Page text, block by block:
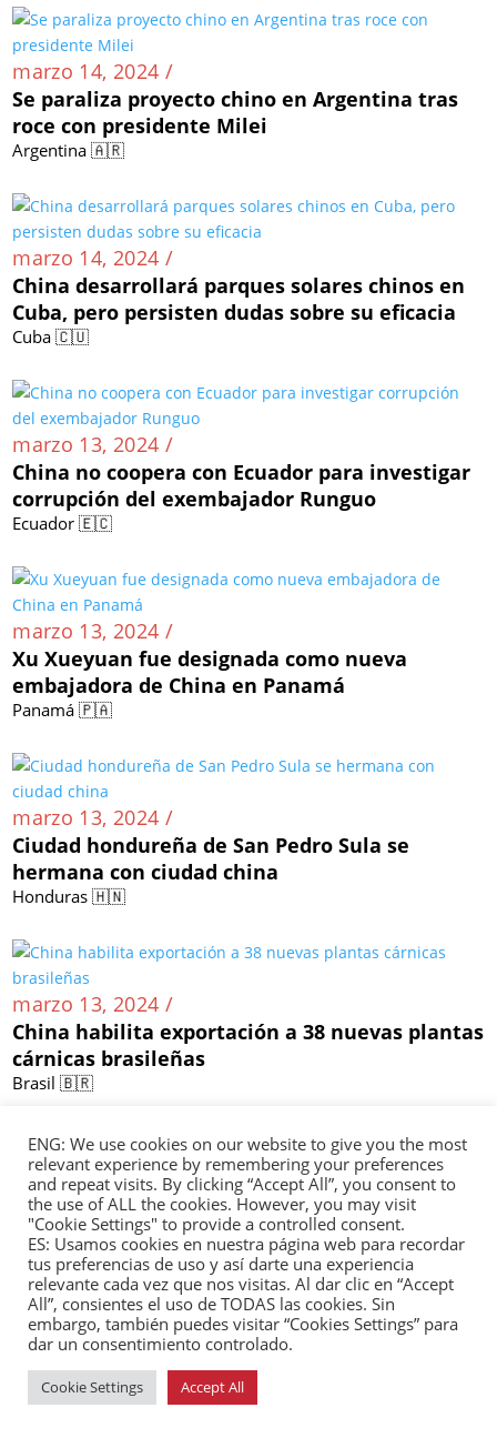
Bolivia busca expandir el uso del yuan para
fortalecer relaciones comerciales con China
Bolivia 🇧🇴
Se paraliza proyecto chino en Argentina tras
roce con presidente Milei
Argentina 🇦🇷
China desarrollará parques solares chinos en
Cuba, pero persisten dudas sobre su eficacia
Cuba 🇨🇺
China no coopera con Ecuador para investigar
corrupción del exembajador Runguo
Ecuador 🇪🇨
Xu Xueyuan fue designada como nueva
embajadora de China en Panamá
Panamá 🇵🇦
Ciudad hondureña de San Pedro Sula se
hermana con ciudad china
Honduras 🇭🇳
China habilita exportación a 38 nuevas plantas
cárnicas brasileñas
Brasil 🇧🇷
marzo 12, 2024 /
Exportaciones de café brasileño a China crecen
158 % en primeros meses de 2024
Brasil 🇧🇷
ENG: We use cookies on our website to give you the most
relevant experience by remembering your preferences
and repeat visits. By clicking “Accept All”, you consent to
the use of ALL the cookies. However, you may visit
"Cookie Settings" to provide a controlled consent.
ES: Usamos cookies en nuestra página web para recordar
tus preferencias de uso y así darte una experiencia
relevante cada vez que nos visitas. Al dar clic en “Accept
All”, consientes el uso de TODAS las cookies. Sin
embargo, también puedes visitar “Cookies Settings” para
dar un consentimiento controlado.
Cookie Settings Accept All